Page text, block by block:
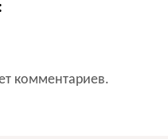
комментариев.